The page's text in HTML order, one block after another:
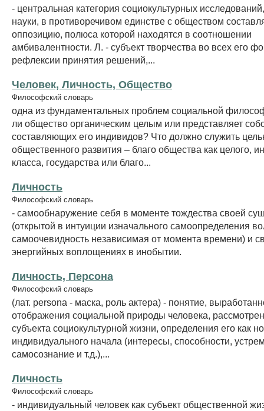
- центральная категория социокультурных
науки, в противоречивом единстве с обществом
оппозицию, полюса которой находятся в соотношении
амбивалентности. Л. - субъект творчества во всех его
рефлексии принятия решений,...
Человек, Личность, Общество
Философский словарь
одна из фундаментальных проблем социальной
ли общество органическим целым или представляет
составляющих его индивидов? Что должно служить
общественного развития – благо общества как целого,
класса, государства или благо...
Личность
Философский словарь
- самообнаружение себя в моменте тождества своей
(открытой в интуиции изначального самоопределения
самоочевидность независимая от момента времени) и
энергийных воплощениях в инобытии.
Личность, Персона
Философский словарь
(лат. persona - маска, роль актера) - понятие,
отображения социальной природы человека,
субъекта социокультурной жизни, определения его как
индивидуального начала (интересы, способности,
самосознание и т.д.),...
Личность
Философский словарь
- индивидуальный человек как субъект общественной